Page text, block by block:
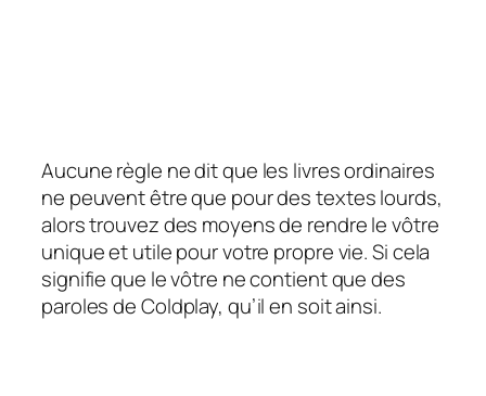
Aucune règle ne dit que les livres ordinaires
ne peuvent être que pour des textes lourds,
alors trouvez des moyens de rendre le vôtre
unique et utile pour votre propre vie. Si cela
signifie que le vôtre ne contient que des
paroles de Coldplay, qu’il en soit ainsi.